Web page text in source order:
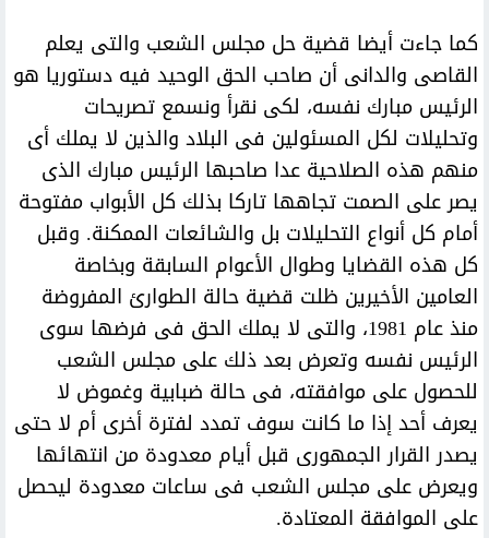
كما جاءت أيضا قضية حل مجلس الشعب والتى يعلم
القاصى والدانى أن صاحب الحق الوحيد فيه دستوريا هو
الرئيس مبارك نفسه، لكى نقرأ ونسمع تصريحات
وتحليلات لكل المسئولين فى البلاد والذين لا يملك أى
منهم هذه الصلاحية عدا صاحبها الرئيس مبارك الذى
يصر على الصمت تجاهها تاركا بذلك كل الأبواب مفتوحة
أمام كل أنواع التحليلات بل والشائعات الممكنة. وقبل
كل هذه القضايا وطوال الأعوام السابقة وبخاصة
العامين الأخيرين ظلت قضية حالة الطوارئ المفروضة
منذ عام 1981، والتى لا يملك الحق فى فرضها سوى
الرئيس نفسه وتعرض بعد ذلك على مجلس الشعب
للحصول على موافقته، فى حالة ضبابية وغموض لا
يعرف أحد إذا ما كانت سوف تمدد لفترة أخرى أم لا حتى
يصدر القرار الجمهورى قبل أيام معدودة من انتهائها
ويعرض على مجلس الشعب فى ساعات معدودة ليحصل
على الموافقة المعتادة.